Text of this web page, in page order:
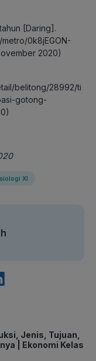
[Daring].
0k8jEGON-
2020)
belitong/28992/ti
gotong-
XI
Jenis, Tujuan,
| Ekonomi Kelas